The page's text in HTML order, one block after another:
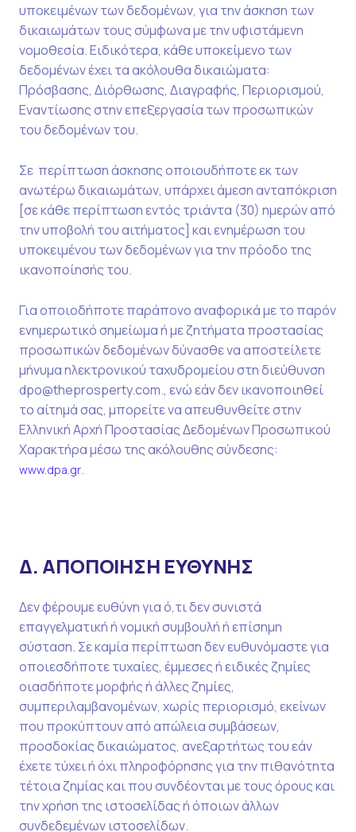
υποκειμένων των δεδομένων, για την άσκηση των
δικαιωμάτων τους σύμφωνα με την υφιστάμενη
νομοθεσία. Ειδικότερα, κάθε υποκείμενο των
δεδομένων έχει τα ακόλουθα δικαιώματα:
Πρόσβασης, Διόρθωσης, Διαγραφής, Περιορισμού,
Εναντίωσης στην επεξεργασία των προσωπικών
του δεδομένων του.
Σε περίπτωση άσκησης οποιουδήποτε εκ των
ανωτέρω δικαιωμάτων, υπάρχει άμεση ανταπόκριση
[σε κάθε περίπτωση εντός τριάντα (30) ημερών από
την υποβολή του αιτήματος] και ενημέρωση του
υποκειμένου των δεδομένων για την πρόοδο της
ικανοποίησής του.
Για οποιοδήποτε παράπονο αναφορικά με το παρόν
ενημερωτικό σημείωμα ή με ζητήματα προστασίας
προσωπικών δεδομένων δύνασθε να αποστείλετε
μήνυμα ηλεκτρονικού ταχυδρομείου στη διεύθυνση
dpo@theprosperty.com., ενώ εάν δεν ικανοποιηθεί
το αίτημά σας, μπορείτε να απευθυνθείτε στην
Ελληνική Αρχή Προστασίας Δεδομένων Προσωπικού
Χαρακτήρα μέσω της ακόλουθης σύνδεσης:
www.dpa.gr.
Δ. ΑΠΟΠΟΙΗΣΗ ΕΥΘΥΝΗΣ
Δεν φέρουμε ευθύνη για ό,τι δεν συνιστά
επαγγελματική ή νομική συμβουλή ή επίσημη
σύσταση. Σε καμία περίπτωση δεν ευθυνόμαστε για
οποιεσδήποτε τυχαίες, έμμεσες ή ειδικές ζημίες
οιασδήποτε μορφής ή άλλες ζημίες,
συμπεριλαμβανομένων, χωρίς περιορισμό, εκείνων
που προκύπτουν από απώλεια συμβάσεων,
προσδοκίας δικαιώματος, ανεξαρτήτως του εάν
έχετε τύχει ή όχι πληροφόρησης για την πιθανότητα
τέτοια ζημίας και που συνδέονται με τους όρους και
την χρήση της ιστοσελίδας ή όποιων άλλων
συνδεδεμένων ιστοσελίδων.